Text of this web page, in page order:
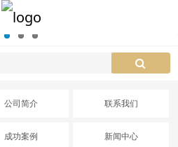
公司简介 联系我们
成功案例 新闻中心